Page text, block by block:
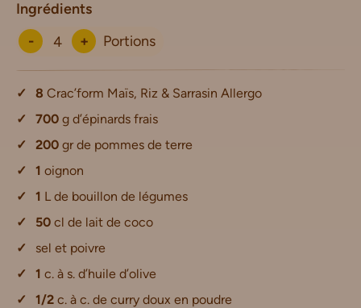
Ingrédients
-
+ Portions
8 Crac’form Maïs, Riz & Sarrasin Allergo
700 g d’épinards frais
200 gr de pommes de terre
1 oignon
1 L de bouillon de légumes
50 cl de lait de coco
sel et poivre
1 c. à s. d’huile d’olive
1/2 c. à c. de curry doux en poudre